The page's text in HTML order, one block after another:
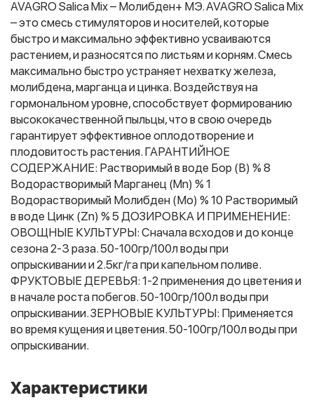
Фитолампы
AVAGRO Salica Mix – Молибден+ МЭ. AVAGRO Salica Mix
– это смесь стимуляторов и носителей, которые
быстро и максимально эффективно усваиваются
растением, и разносятся по листьям и корням. Смесь
максимально быстро устраняет нехватку железа,
молибдена, марганца и цинка. Воздействуя на
гормональном уровне, способствует формированию
высококачественной пыльцы, что в свою очередь
гарантирует эффективное оплодотворение и
плодовитость растения. ГАРАНТИЙНОЕ
СОДЕРЖАНИЕ: Растворимый в воде Бор (В) % 8
Водорастворимый Марганец (Mn) % 1
Водорастворимый Молибден (Мо) % 10 Растворимый
в воде Цинк (Zn) % 5 ДОЗИРОВКА И ПРИМЕНЕНИЕ:
ОВОЩНЫЕ КУЛЬТУРЫ: Сначала всходов и до конце
сезона 2-3 раза. 50-100гр/100л воды при
опрыскивании и 2.5кг/га при капельном поливе.
ФРУКТОВЫЕ ДЕРЕВЬЯ: 1-2 применения до цветения и
в начале роста побегов. 50-100гр/100л воды при
опрыскивании. ЗЕРНОВЫЕ КУЛЬТУРЫ: Применяется
во время кущения и цветения. 50-100гр/100л воды при
опрыскивании.
Характеристики